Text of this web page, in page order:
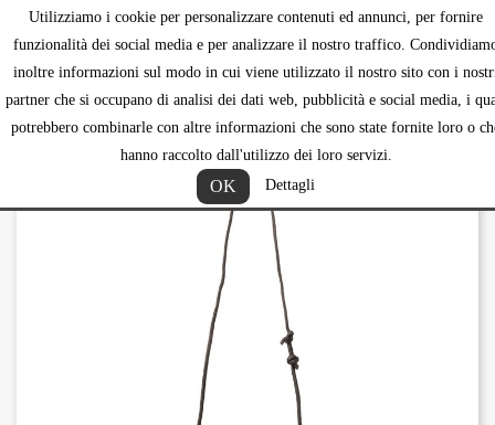
Utilizziamo i cookie per personalizzare contenuti ed annunci, per fornire
funzionalità dei social media e per analizzare il nostro traffico.
inoltre informazioni sul modo in cui viene utilizzato il nostro sito con i
partner che si occupano di analisi dei dati web, pubblicità e social media, i
potrebbero combinarle con altre informazioni che sono state fornite loro o
hanno raccolto dall'utilizzo dei loro servizi.
OK Dettagli
